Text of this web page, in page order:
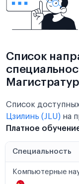
Список
Список
Цзилинь (JLU) на
Платное
Специальность
Компьютерные